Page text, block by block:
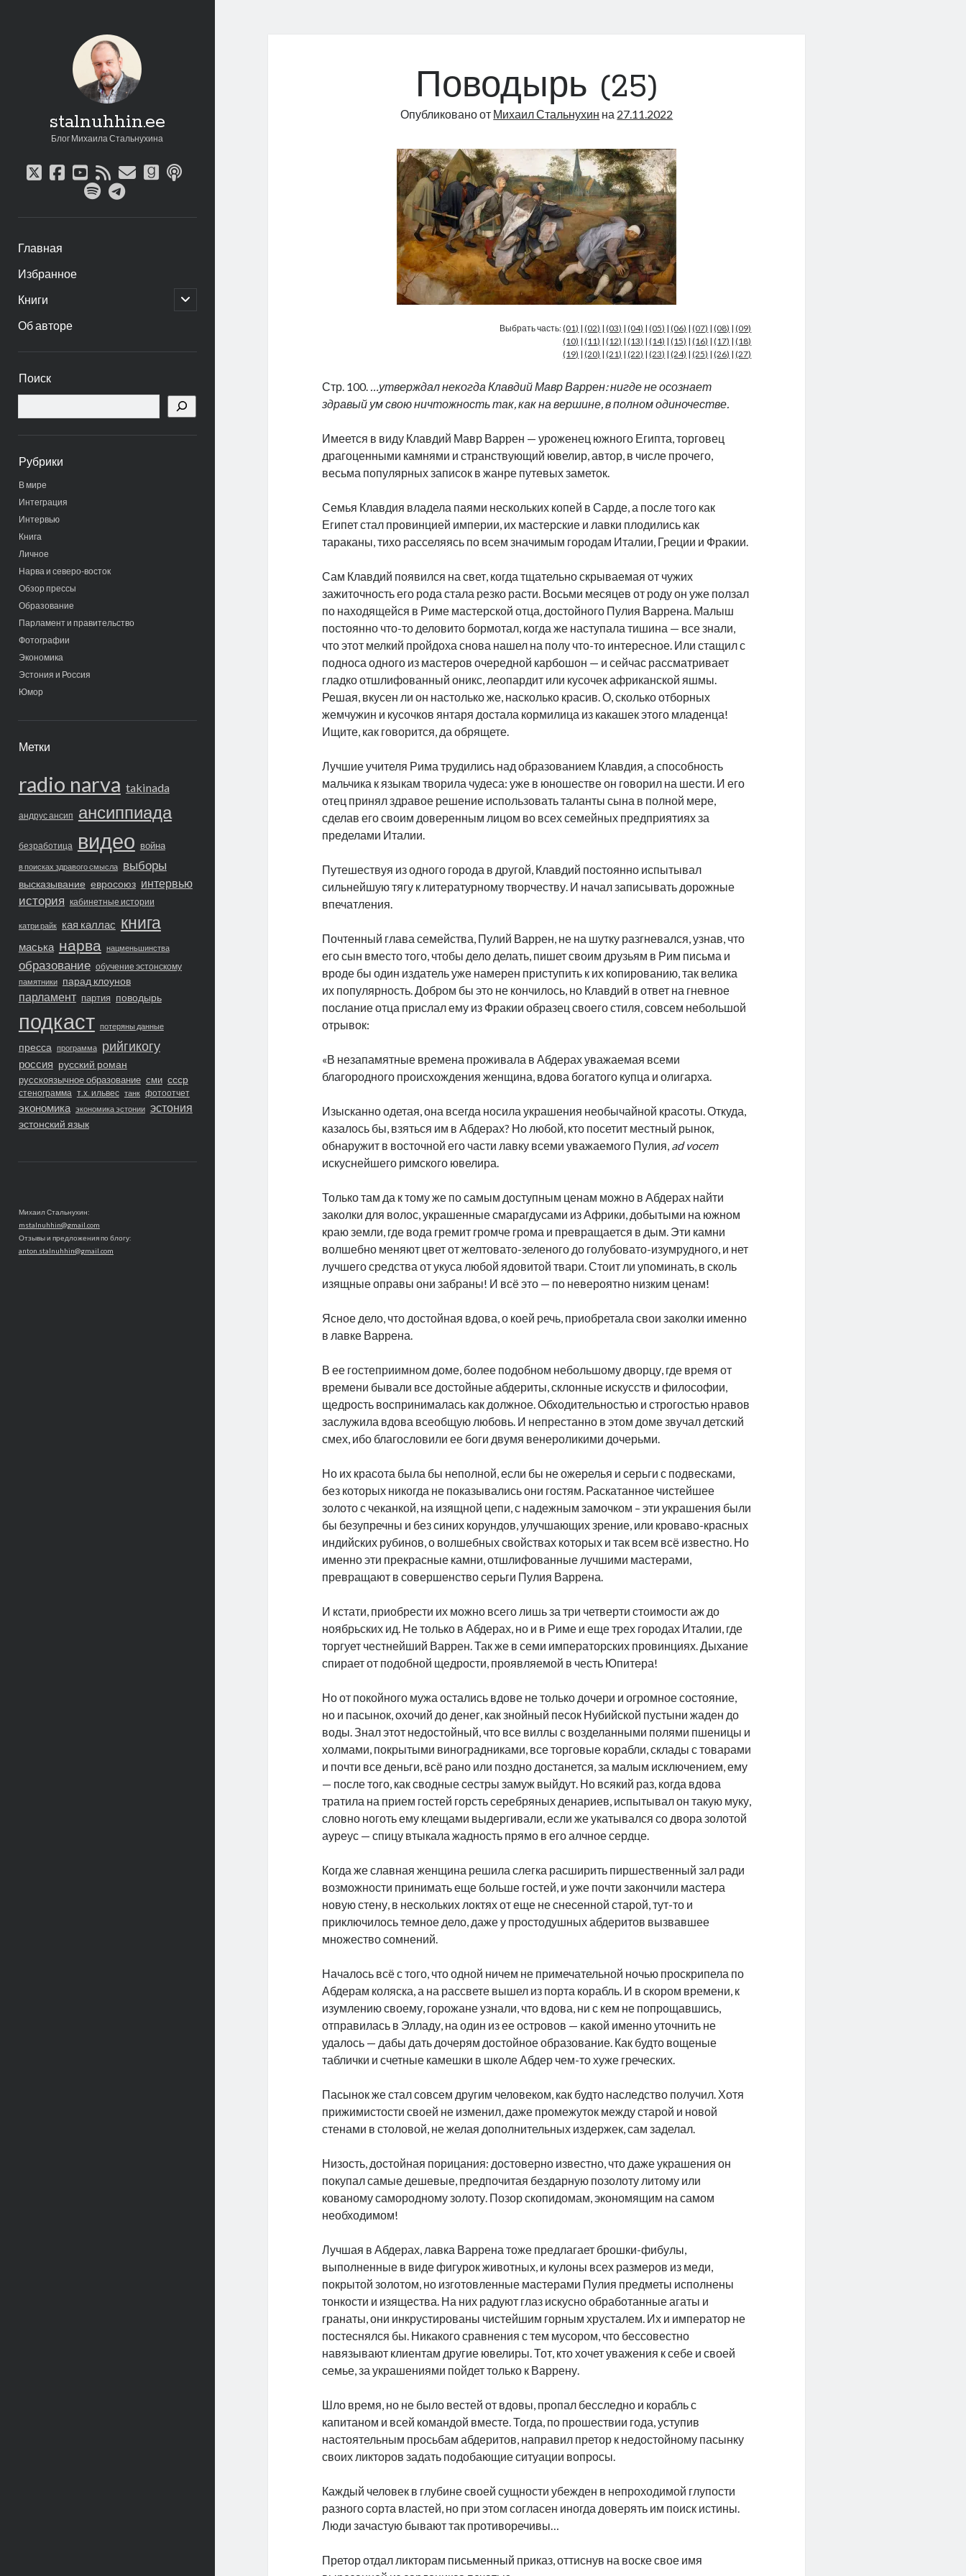
stalnuhhin.ee
Блог Михаила Стальнухина
twitter
facebook
youtube
rssemailgoodreads
podcast
spotifytelegram
Главная
Избранное
Книги
открыть
дочернее
Об авторе
панель
Поиск
Рубрики
В мире
Интеграция
Интервью
Книга
Личное
Нарва и северо-восток
Обзор прессы
Образование
Парламент и правительство
Фотографии
Экономика
Эстония и Россия
Юмор
Метки
radio narva takinada
андрус ансип ансиппиада
безработица видео война
в поисках здравого смысла выборы
высказывание евросоюз интервью
история кабинетные истории
катри райк кая каллас книга
маська нарва нацменьшинства
образование обучение эстонскому
памятники парад клоунов
парламент партия поводырь
подкаст потеряны данные
пресса программа рийгикогу
россия русский роман
русскоязычное образование сми ссср
стенограмма т.х. ильвес танк фотоотчет
экономика экономика эстонии эстония
эстонский язык
Михаил Стальнухин:
mstalnuhhin@gmail.com
Отзывы и предложения по блогу:
anton.stalnuhhin@gmail.com
Поводырь (25)
Опубликовано от Михаил Стальнухин на 27.11.2022
Выбрать часть:(01) |(02) |(03) |(04) |(05) |(06) |(07) |(08) |(09)
(10) |(11) |(12) |(13) |(14) |(15) |(16) |(17) |(18)
(19) |(20) |(21) |(22) |(23) |(24) |(25) |(26) |(27)
Стр. 100. …утверждал некогда Клавдий Мавр Варрен: нигде не осознает
здравый ум свою ничтожность так, как на вершине, в полном одиночестве.
Имеется в виду Клавдий Мавр Варрен — уроженец южного Египта, торговец
драгоценными камнями и странствующий ювелир, автор, в числе прочего,
весьма популярных записок в жанре путевых заметок.
Семья Клавдия владела паями нескольких копей в Сарде, а после того как
Египет стал провинцией империи, их мастерские и лавки плодились как
тараканы, тихо расселяясь по всем значимым городам Италии, Греции и Фракии.
Сам Клавдий появился на свет, когда тщательно скрываемая от чужих
зажиточность его рода стала резко расти. Восьми месяцев от роду он уже ползал
по находящейся в Риме мастерской отца, достойного Пулия Варрена. Малыш
постоянно что-то деловито бормотал, когда же наступала тишина — все знали,
что этот мелкий пройдоха снова нашел на полу что-то интересное. Или стащил с
подноса одного из мастеров очередной карбошон — и сейчас рассматривает
гладко отшлифованный оникс, леопардит или кусочек африканской яшмы.
Решая, вкусен ли он настолько же, насколько красив. О, сколько отборных
жемчужин и кусочков янтаря достала кормилица из какашек этого младенца!
Ищите, как говорится, да обрящете.
Лучшие учителя Рима трудились над образованием Клавдия, а способность
мальчика к языкам творила чудеса: уже в юношестве он говорил на шести. И его
отец принял здравое решение использовать таланты сына в полной мере,
сделав его своим доверенным лицом во всех семейных предприятиях за
пределами Италии.
Путешествуя из одного города в другой, Клавдий постоянно испытывал
сильнейшую тягу к литературному творчеству. И начал записывать дорожные
впечатления.
Почтенный глава семейства, Пулий Варрен, не на шутку разгневался, узнав, что
его сын вместо того, чтобы дело делать, пишет своим друзьям в Рим письма и
вроде бы один издатель уже намерен приступить к их копированию, так велика
их популярность. Добром бы это не кончилось, но Клавдий в ответ на гневное
послание отца прислал ему из Фракии образец своего стиля, совсем небольшой
отрывок:
«В незапамятные времена проживала в Абдерах уважаемая всеми
благородного происхождения женщина, вдова богатого купца и олигарха.
Изысканно одетая, она всегда носила украшения необычайной красоты. Откуда,
казалось бы, взяться им в Абдерах? Но любой, кто посетит местный рынок,
обнаружит в восточной его части лавку всеми уважаемого Пулия, ad vocem
искуснейшего римского ювелира.
Только там да к тому же по самым доступным ценам можно в Абдерах найти
заколки для волос, украшенные смарагдусами из Африки, добытыми на южном
краю земли, где вода гремит громче грома и превращается в дым. Эти камни
волшебно меняют цвет от желтовато-зеленого до голубовато-изумрудного, и нет
лучшего средства от укуса любой ядовитой твари. Стоит ли упоминать, в сколь
изящные оправы они забраны! И всё это — по невероятно низким ценам!
Ясное дело, что достойная вдова, о коей речь, приобретала свои заколки именно
в лавке Варрена.
В ее гостеприимном доме, более подобном небольшому дворцу, где время от
времени бывали все достойные абдериты, склонные искусств и философии,
щедрость воспринималась как должное. Обходительностью и строгостью нравов
заслужила вдова всеобщую любовь. И непрестанно в этом доме звучал детский
смех, ибо благословили ее боги двумя венероликими дочерьми.
Но их красота была бы неполной, если бы не ожерелья и серьги с подвесками,
без которых никогда не показывались они гостям. Раскатанное чистейшее
золото с чеканкой, на изящной цепи, с надежным замочком – эти украшения были
бы безупречны и без синих корундов, улучшающих зрение, или кроваво-красных
индийских рубинов, о волшебных свойствах которых и так всем всё известно. Но
именно эти прекрасные камни, отшлифованные лучшими мастерами,
превращают в совершенство серьги Пулия Варрена.
И кстати, приобрести их можно всего лишь за три четверти стоимости аж до
ноябрьских ид. Не только в Абдерах, но и в Риме и еще трех городах Италии, где
торгует честнейший Варрен. Так же в семи императорских провинциях. Дыхание
спирает от подобной щедрости, проявляемой в честь Юпитера!
Но от покойного мужа остались вдове не только дочери и огромное состояние,
но и пасынок, охочий до денег, как знойный песок Нубийской пустыни жаден до
воды. Знал этот недостойный, что все виллы с возделанными полями пшеницы и
холмами, покрытыми виноградниками, все торговые корабли, склады с товарами
и почти все деньги, всё рано или поздно достанется, за малым исключением, ему
— после того, как сводные сестры замуж выйдут. Но всякий раз, когда вдова
тратила на прием гостей горсть серебряных денариев, испытывал он такую муку,
словно ноготь ему клещами выдергивали, если же укатывался со двора золотой
ауреус — спицу втыкала жадность прямо в его алчное сердце.
Когда же славная женщина решила слегка расширить пиршественный зал ради
возможности принимать еще больше гостей, и уже почти закончили мастера
новую стену, в нескольких локтях от еще не снесенной старой, тут-то и
приключилось темное дело, даже у простодушных абдеритов вызвавшее
множество сомнений.
Началось всё с того, что одной ничем не примечательной ночью проскрипела по
Абдерам коляска, а на рассвете вышел из порта корабль. И в скором времени, к
изумлению своему, горожане узнали, что вдова, ни с кем не попрощавшись,
отправилась в Элладу, на один из ее островов — какой именно уточнить не
удалось — дабы дать дочерям достойное образование. Как будто вощеные
таблички и счетные камешки в школе Абдер чем-то хуже греческих.
Пасынок же стал совсем другим человеком, как будто наследство получил. Хотя
прижимистости своей не изменил, даже промежуток между старой и новой
стенами в столовой, не желая дополнительных издержек, сам заделал.
Низость, достойная порицания: достоверно известно, что даже украшения он
покупал самые дешевые, предпочитая бездарную позолоту литому или
кованому самородному золоту. Позор скопидомам, экономящим на самом
необходимом!
Лучшая в Абдерах, лавка Варрена тоже предлагает брошки-фибулы,
выполненные в виде фигурок животных, и кулоны всех размеров из меди,
покрытой золотом, но изготовленные мастерами Пулия предметы исполнены
тонкости и изящества. На них радуют глаз искусно обработанные агаты и
гранаты, они инкрустированы чистейшим горным хрусталем. Их и император не
постеснялся бы. Никакого сравнения с тем мусором, что бессовестно
навязывают клиентам другие ювелиры. Тот, кто хочет уважения к себе и своей
семье, за украшениями пойдет только к Варрену.
Шло время, но не было вестей от вдовы, пропал бесследно и корабль с
капитаном и всей командой вместе. Тогда, по прошествии года, уступив
настоятельным просьбам абдеритов, направил претор к недостойному пасынку
своих ликторов задать подобающие ситуации вопросы.
Каждый человек в глубине своей сущности убежден в непроходимой глупости
разного сорта властей, но при этом согласен иногда доверять им поиск истины.
Люди зачастую бывают так противоречивы…
Претор отдал ликторам письменный приказ, оттиснув на воске свое имя